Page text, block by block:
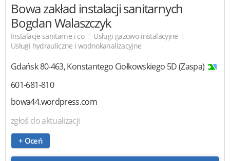
Bowa zakład instalacji sanitarnych
Bogdan Walaszczyk
Instalacje sanitarne i co | Usługi gazowo-instalacyjne |
Usługi hydrauliczne i wodnokanalizacyjne
Gdańsk80-463,Konstantego Ciołkowskiego 5D (Zaspa)
601-681-810
bowa44.wordpress.com
zgłoś do aktualizacji
+ Oceń